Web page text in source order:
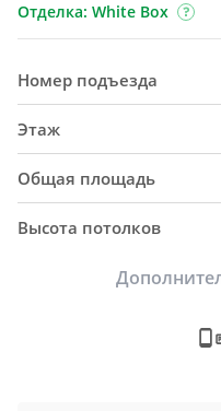
Отделка: White Box
Номер подъезда
Этаж
Общая площадь
Высота потолков